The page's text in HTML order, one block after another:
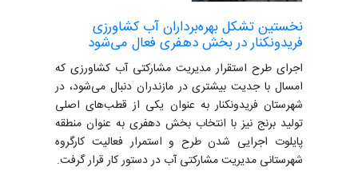
نخستین تشکل بهره‌برداران آب کشاورزی
فریدونکنار در بخش دهفری فعال می‌شود
اجرای طرح استقرار مدیریت مشارکتی آب کشاورزی که
امسال با جدیت بیشتری در مازندران دنبال می‌شود، در
شهرستان فریدونکنار به عنوان یکی از قطب‌های اصلی
تولید برنج نیز با انتخاب بخش دهفری به عنوان منطقه
پایلوت اجرایی شدن طرح و استمرار فعالیت کارگروه
شهرستانی مدیریت مشارکتی آب در دستور کار قرار گرفت.